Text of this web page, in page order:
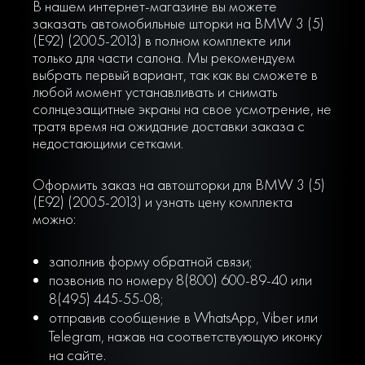
В нашем интернет-магазине вы можете
заказать автомобильные шторки на BMW 3 (5)
(E92) (2005-2013) в полном комплекте или
только для части салона. Мы рекомендуем
выбрать первый вариант, так как вы сможете в
любой момент устанавливать и снимать
солнцезащитные экраны на свое усмотрение, не
тратя время на ожидание доставки заказа с
недостающими сетками.
Оформить заказ на автошторки для BMW 3 (5)
(E92) (2005-2013) и узнать цену комплекта
можно:
заполнив форму обратной связи;
позвонив по номеру 8(800) 600-89-40 или
8(495) 445-55-08;
отправив сообщение в WhatsApp, Viber или
Telegram, нажав на соответствующую иконку
на сайте.